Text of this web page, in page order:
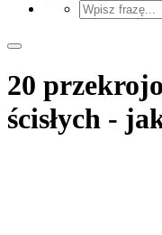
20
ścisłych -